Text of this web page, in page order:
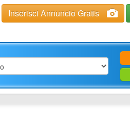
Inserisci Annuncio Gratis